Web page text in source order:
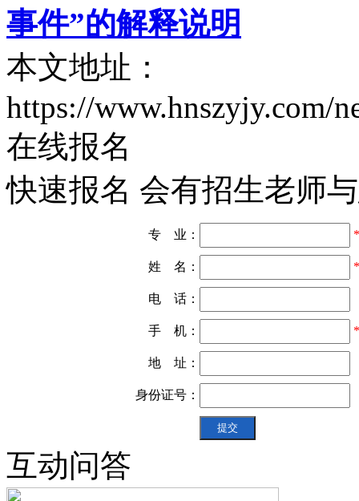
事件”的解释说明
本文地址：
https://www.hnszyjy.com/
在线报名
快速报名 会有招生老师
专 业： *
姓 名： *
电 话：
手 机： *
地 址：
身份证号：
互动问答